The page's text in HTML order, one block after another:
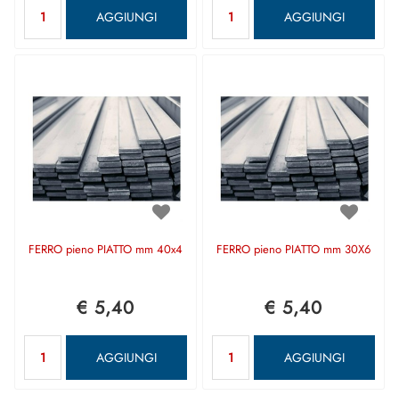
AGGIUNGI AGGIUNGI
FERRO pieno PIATTO mm 40x4
€ 5,40
AGGIUNGI
FERRO pieno PIATTO mm 30X6
€ 5,40
AGGIUNGI